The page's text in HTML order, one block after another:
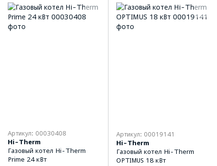
Артикул: 00030408
Hi-Therm
Газовый котел Hi-Therm
Prime 24 кВт
Артикул: 00019141
Hi-Therm
Газовый котел Hi-Therm
OPTIMUS 18 кВт